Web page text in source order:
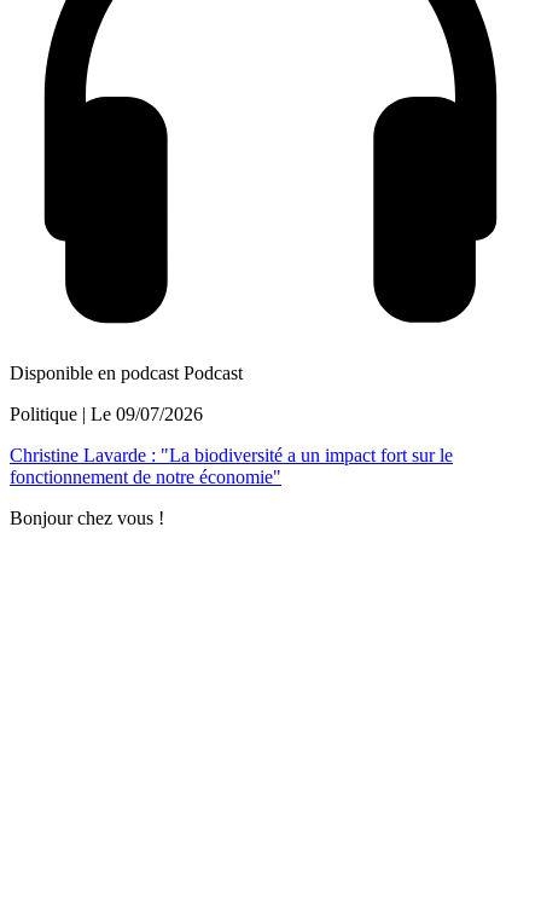
Disponible en podcast Podcast
Politique | Le 09/07/2026
Christine Lavarde : "La biodiversité a un impact fort sur le
fonctionnement de notre économie"
Bonjour chez vous !